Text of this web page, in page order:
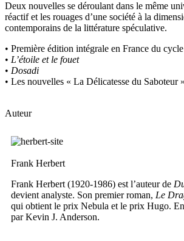
Deux nouvelles se déroulant dans le même
réactif et les rouages d’une société à la
contemporains de la littérature spéculative.
• Première édition intégrale en France du
• L’étoile et le fouet
• Dosadi
• Les nouvelles « La Délicatesse du
Auteur
Frank Herbert
Frank Herbert (1920-1986) est l’auteur de
devient analyste. Son premier roman, Le
qui obtient le prix Nebula et le prix Hugo.
par Kevin J. Anderson.